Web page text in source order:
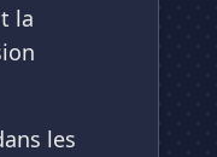
la
les